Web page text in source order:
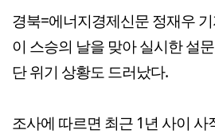
경북=에너지경제신문 정재우
이 스승의 날을 맞아 실시한 설
단 위기 상황도 드러났다.
조사에 따르면 최근 1년 사이